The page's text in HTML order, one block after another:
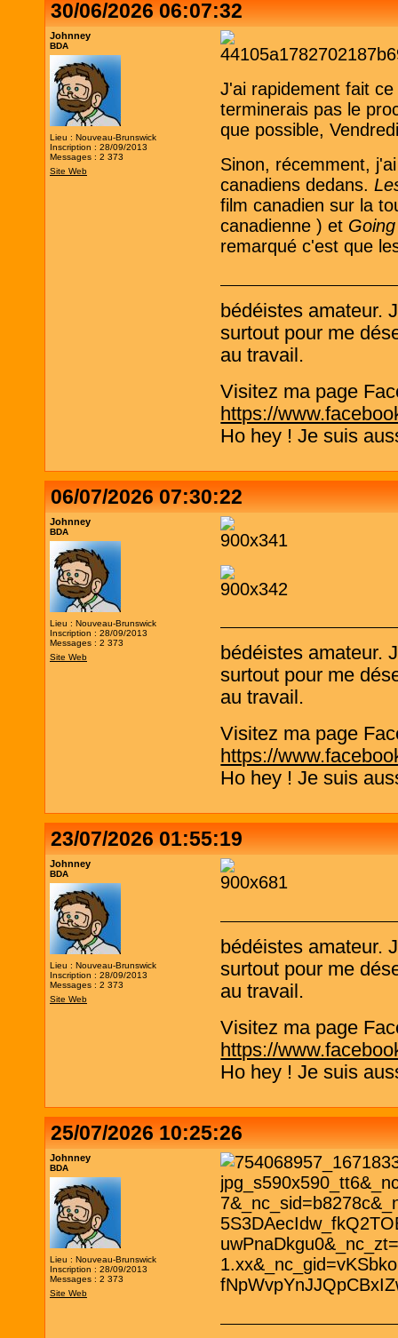
30/06/2026 06:07:32
Johnney
BDA
Lieu : Nouveau-Brunswick
Inscription : 28/09/2013
Messages : 2 373
Site Web
J'ai rapidement fait
terminerais pas le
que possible,
Sinon, récemment,
canadiens dedans.
film canadien sur la
canadienne ) et
remarqué c'est que
bédéistes amateur.
surtout pour me
au travail.
Visitez ma page
https://
Ho hey ! Je suis
06/07/2026 07:30:22
Johnney
BDA
Lieu : Nouveau-Brunswick
Inscription : 28/09/2013
Messages : 2 373
Site Web
bédéistes amateur.
surtout pour me
au travail.
Visitez ma page
https://
Ho hey ! Je suis
23/07/2026 01:55:19
Johnney
BDA
Lieu : Nouveau-Brunswick
Inscription : 28/09/2013
Messages : 2 373
Site Web
bédéistes amateur.
surtout pour me
au travail.
Visitez ma page
https://
Ho hey ! Je suis
25/07/2026 10:25:26
Johnney
BDA
Lieu : Nouveau-Brunswick
Inscription : 28/09/2013
Messages : 2 373
Site Web